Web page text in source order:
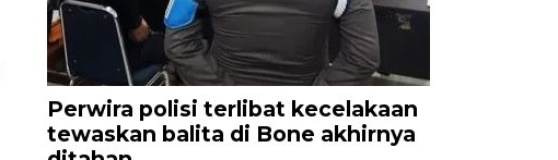
Perwira polisi terlibat kecelakaan
tewaskan balita di Bone akhirnya